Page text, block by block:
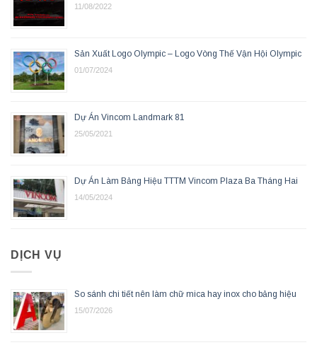
11/08/2022
Sản Xuất Logo Olympic – Logo Vòng Thế Vận Hội Olympic
01/07/2024
Dự Án Vincom Landmark 81
25/05/2021
Dự Án Làm Bảng Hiệu TTTM Vincom Plaza Ba Tháng Hai
14/05/2024
DỊCH VỤ
So sánh chi tiết nên làm chữ mica hay inox cho bảng hiệu
15/07/2026